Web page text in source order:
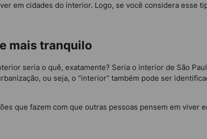
em cidades do interior. Logo, se você considera esse
mais tranquilo
seria o quê, exatamente? Seria o interior de São
ou seja, o “interior” também pode ser
que fazem com que outras pessoas pensem em viver